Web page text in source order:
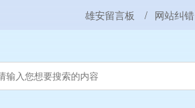
雄安留言板 / 网站纠错